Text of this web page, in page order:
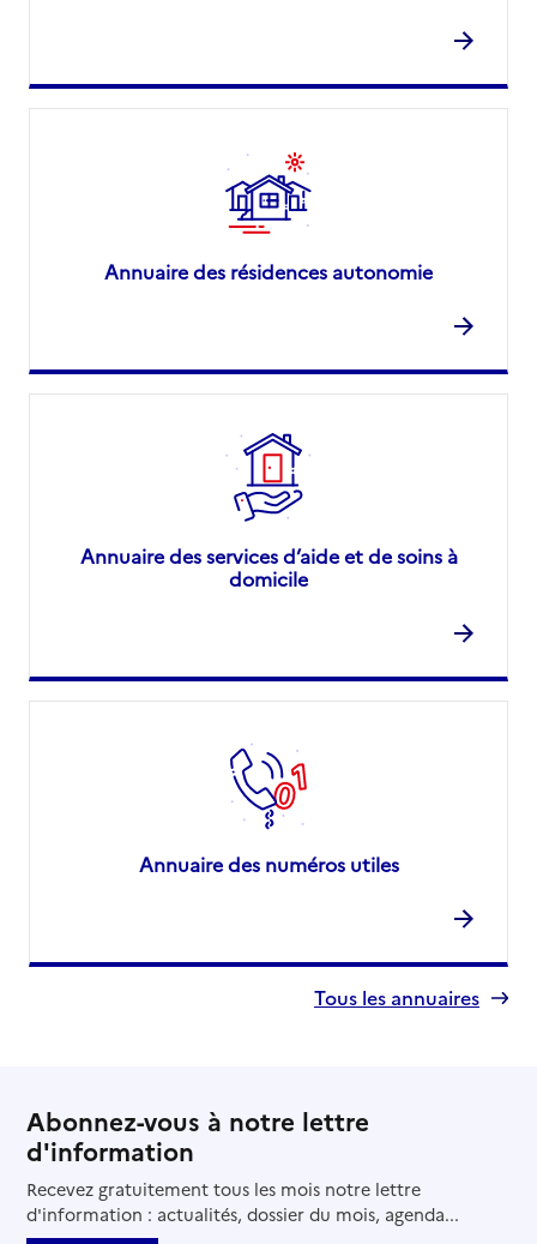
Annuaire des résidences autonomie
Annuaire des services d’aide et de soins à
domicile
Annuaire des numéros utiles
Tous les annuaires
Abonnez-vous à notre lettre
d'information
Recevez gratuitement tous les mois notre lettre
d'information : actualités, dossier du mois, agenda...